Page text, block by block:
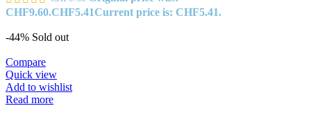
CHF9.60.CHF5.41Current price is: CHF5.41.
-44% Sold out
Compare
Quick view
Add to wishlist
Read more